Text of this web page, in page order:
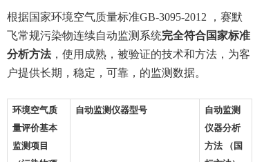
根据国家环境空气质量标准GB-3095-2012
，赛默
飞常规污染物连续自动监测系统完全符合国家标准
分析方法，使用成熟，被验证的技术和方法，为客
户提供长期，稳定，可靠，的监测数据。
环境空气质
量评价基本
监测项目
自动监测仪器型号
自动监测
仪器分析
方法
（国